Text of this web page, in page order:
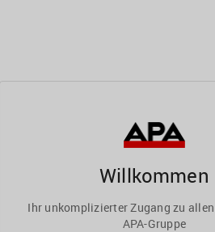
Willkommen
Ihr unkomplizierter Zugang zu
APA-Gruppe